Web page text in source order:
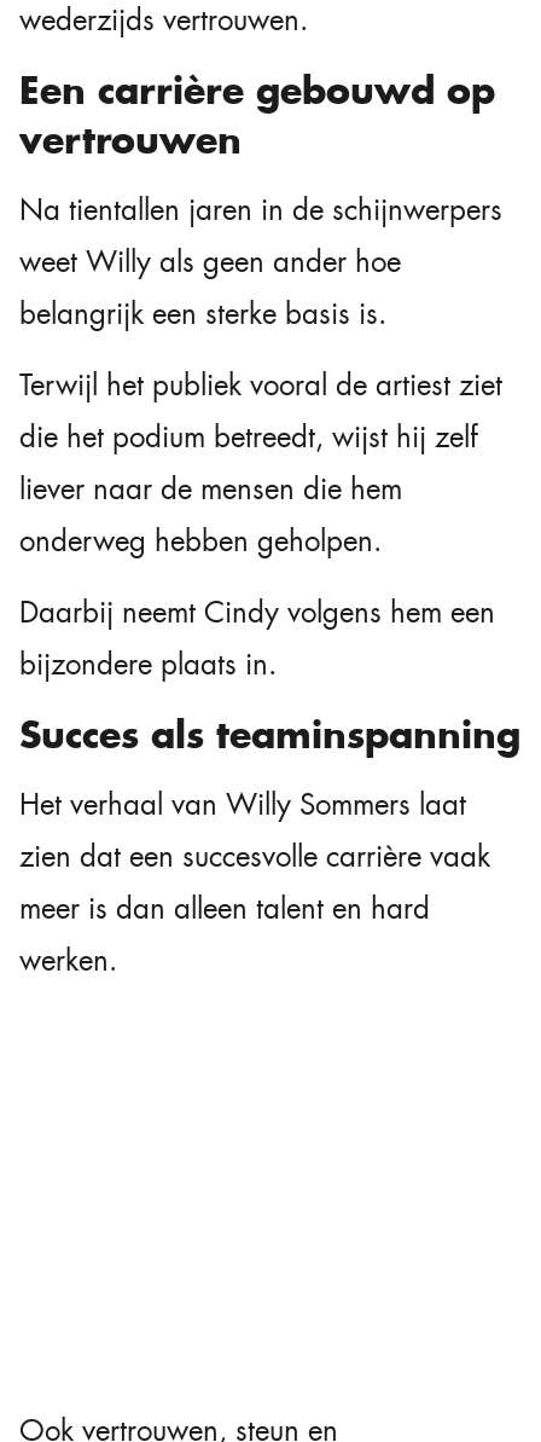
wederzijds vertrouwen.
Een carrière gebouwd op
vertrouwen
Na tientallen jaren in de schijnwerpers
weet Willy als geen ander hoe
belangrijk een sterke basis is.
Terwijl het publiek vooral de artiest ziet
die het podium betreedt, wijst hij zelf
liever naar de mensen die hem
onderweg hebben geholpen.
Daarbij neemt Cindy volgens hem een
bijzondere plaats in.
Succes als teaminspanning
Het verhaal van Willy Sommers laat
zien dat een succesvolle carrière vaak
meer is dan alleen talent en hard
werken.
Ook vertrouwen, steun en